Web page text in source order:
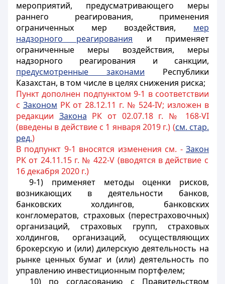
мероприятий, предусматривающего меры
раннего реагирования, применения
ограниченных мер воздействия, мер
надзорного реагирования и применяет
ограниченные меры воздействия, меры
надзорного реагирования и санкции,
предусмотренные законами
Республики
Казахстан, в том числе в целях снижения риска;
Пункт дополнен подпунктом 9-1 в соответствии
с Законом РК от 28.12.11 г. № 524-IV; изложен в
редакции Закона РК от 02.07.18 г. № 168-VI
(введены в действие с 1 января 2019 г.) (см. стар.
ред.)
В подпункт 9-1 вносятся изменения см. - Закон
РК от 24.11.15 г. № 422-V (вводятся в действие с
16 декабря 2020 г.)
9-1) применяет методы оценки рисков,
возникающих в деятельности банков,
банковских холдингов, банковских
конгломератов, страховых (перестраховочных)
организаций, страховых групп, страховых
холдингов, организаций, осуществляющих
брокерскую и (или) дилерскую деятельность на
рынке ценных бумаг и (или) деятельность по
управлению инвестиционным портфелем;
10) по согласованию с Правительством